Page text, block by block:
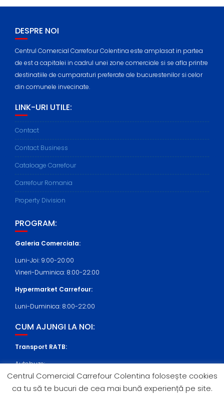
DESPRE NOI
Centrul Comercial Carrefour Colentina este amplasat in partea
de est a capitalei in cadrul unei zone comerciale si se afla printre
destinatiile de cumparaturi preferate ale bucurestenilor si celor
din comunele invecinate.
LINK-URI UTILE:
Contact
Contact Business
Cataloage Carrefour
Carrefour Romania
Property Division
PROGRAM:
Galeria Comerciala:
Luni-Joi: 9:00-20:00
Vineri-Duminica: 8:00-22:00
Hypermarket Carrefour:
Luni-Duminica: 8:00-22:00
CUM AJUNGI LA NOI:
Transport RATB:
Autobuze:
409, N108 (statia Nicolae Cernea)
Centrul Comercial Carrefour Colentina folosește cookies
ca tu să te bucuri de cea mai bună experiență pe site.